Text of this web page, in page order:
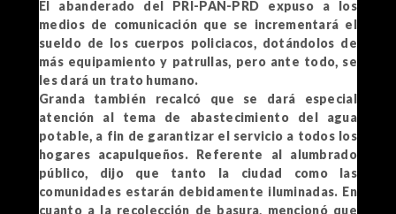
El abanderado del PRI-PAN-PRD expuso a los
medios de comunicación que se incrementará el
sueldo de los cuerpos policiacos, dotándolos de
más equipamiento y patrullas, pero ante todo, se
les dará un trato humano.
Granda también recalcó que se dará especial
atención al tema de abastecimiento del agua
potable, a fin de garantizar el servicio a todos los
hogares acapulqueños. Referente al alumbrado
público, dijo que tanto la ciudad como las
comunidades estarán debidamente iluminadas. En
cuanto a la recolección de basura, mencionó que